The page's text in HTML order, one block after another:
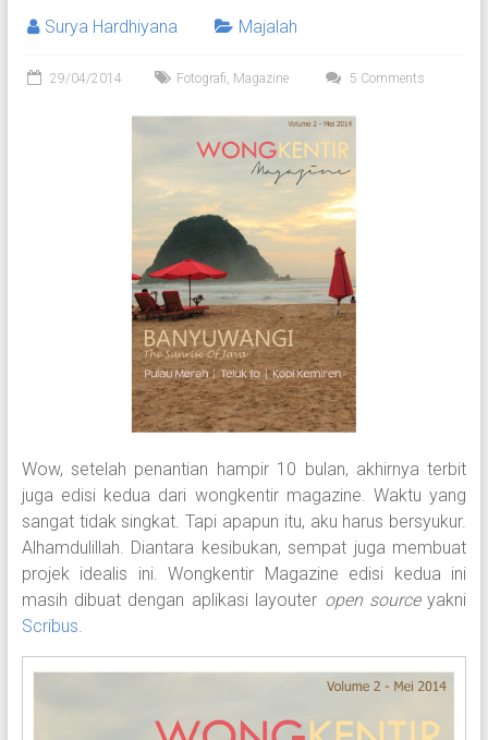
Surya Hardhiyana Majalah
29/04/2014 Fotografi Magazine 5 Comments
Wow, setelah penantian hampir 10 bulan, akhirnya terbit
juga edisi kedua dari wongkentir magazine. Waktu yang
sangat tidak singkat. Tapi apapun itu, aku harus bersyukur.
Alhamdulillah. Diantara kesibukan, sempat juga membuat
projek idealis ini. Wongkentir Magazine edisi kedua ini
masih dibuat dengan aplikasi layouter open sourceyakni
Scribus.